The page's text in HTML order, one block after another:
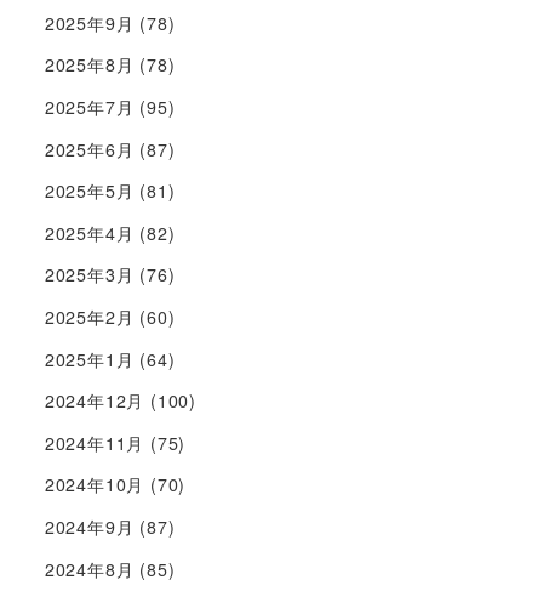
2025年9月 (78)
2025年8月 (78)
2025年7月 (95)
2025年6月 (87)
2025年5月 (81)
2025年4月 (82)
2025年3月 (76)
2025年2月 (60)
2025年1月 (64)
2024年12月 (100)
2024年11月 (75)
2024年10月 (70)
2024年9月 (87)
2024年8月 (85)